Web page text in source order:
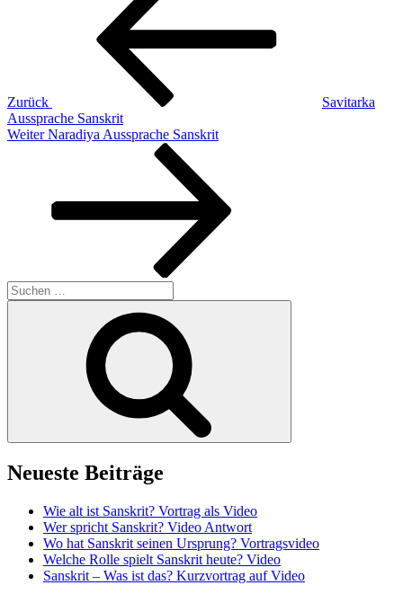
Zurück
Savitarka
Aussprache Sanskrit
Nächster
Weiter Naradiya Aussprache Sanskrit
Suchen
nach:
Neueste Beiträge
Wie alt ist Sanskrit? Vortrag als Video
Wer spricht Sanskrit? Video Antwort
Wo hat Sanskrit seinen Ursprung? Vortragsvideo
Welche Rolle spielt Sanskrit heute? Video
Sanskrit – Was ist das? Kurzvortrag auf Video